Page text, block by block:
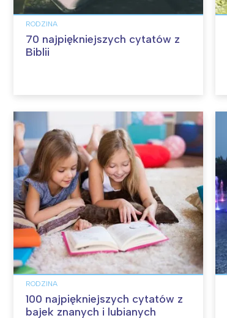
RODZINA
70 najpiękniejszych cytatów z
Biblii
RODZINA
100 najpiękniejszych cytatów z
bajek znanych i lubianych